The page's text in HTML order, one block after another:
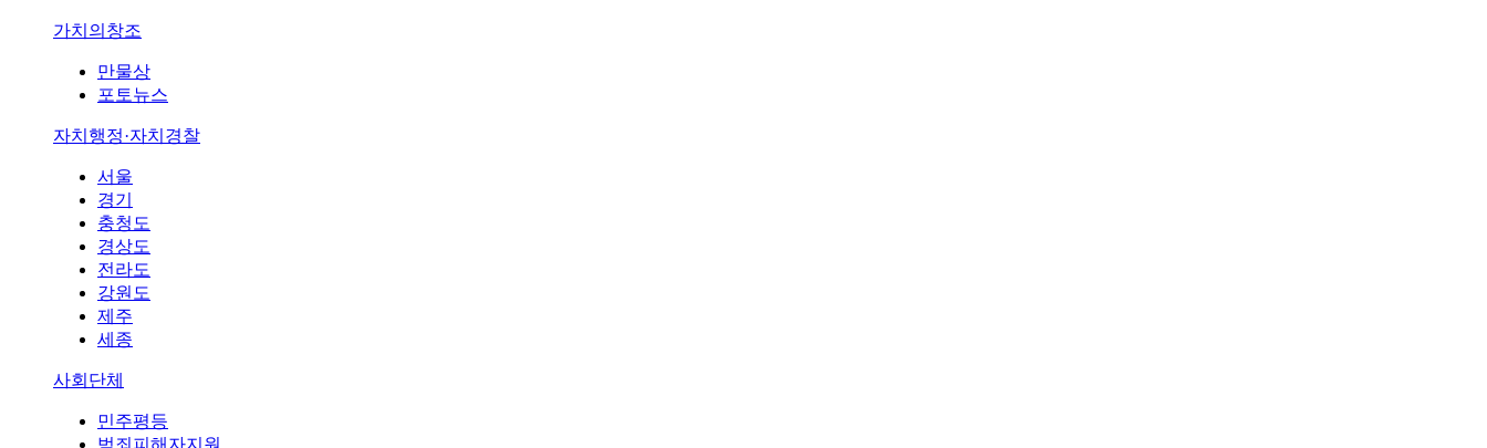
가치의창조
만물상
포토뉴스
자치행정·자치경찰
서울
경기
충청도
경상도
전라도
강원도
제주
세종
사회단체
민주평등
범죄피해자지원